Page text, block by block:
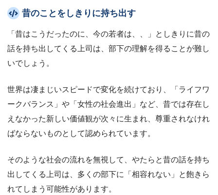
昔のことをしきりに持ち出す
「昔はこうだったのに、今の若者は、、」としきりに昔の
話を持ち出してくる上司は、部下の理解を得ることが難し
いでしょう。
世界は凄まじいスピードで変化を続けており、「ライフワ
ークバランス」や「女性の社会進出」など、昔では存在し
えなかった新しい価値観が次々に生まれ、尊重されなけれ
ばならないものとして認められています。
そのような社会の流れを無視して、やたらと昔の話を持ち
出してくる上司は、多くの部下に「相容れない」と飽きら
れてしまう可能性があります。